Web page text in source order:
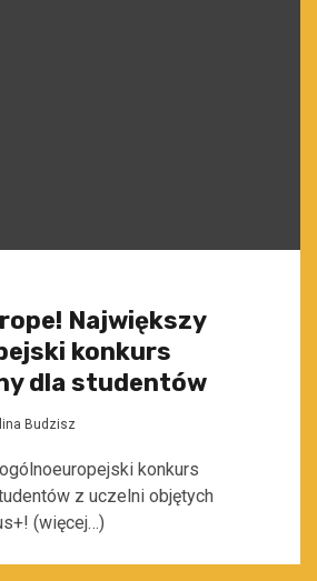
Największy
konkurs
dla studentów
Budzisz
konkurs
z uczelni objętych
(więcej…)